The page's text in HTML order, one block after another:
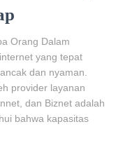
Orang Dalam
yang tepat
dan nyaman.
provider layanan
dan Biznet adalah
bahwa kapasitas